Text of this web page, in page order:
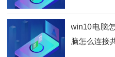
win10电脑
脑怎么连接